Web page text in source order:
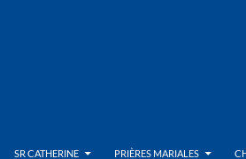
SR CATHERINE PRIÈRES MARIALES